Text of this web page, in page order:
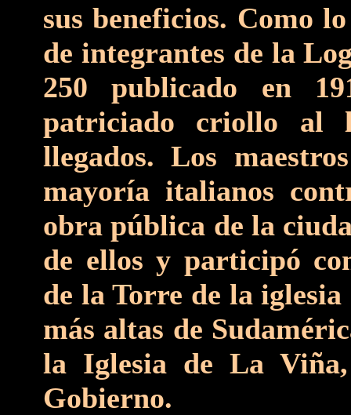
sus beneficios. Como
de integrantes de la
250 publicado en
patriciado criollo al
llegados. Los
mayoría italianos
obra pública de la
de ellos y participó
de la Torre de la
más altas de
la Iglesia de La
Gobierno.